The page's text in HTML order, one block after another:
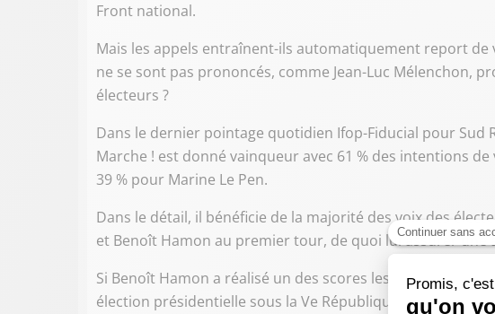
Front national.
Mais les appels entraînent-ils automatiquement report de
ne se sont pas prononcés, comme Jean-Luc Mélenchon,
électeurs ?
Dans le dernier pointage quotidien Ifop-Fiducial pour Sud
Marche ! est donné vainqueur avec 61 % des intentions
39 % pour Marine Le Pen.
Dans le détail, il bénéficie de la majorité des voix des
et Benoît Hamon au premier tour, de quoi lui assurer une
Si Benoît Hamon a réalisé un des scores les plus bas
élection présidentielle sous la Ve République, son